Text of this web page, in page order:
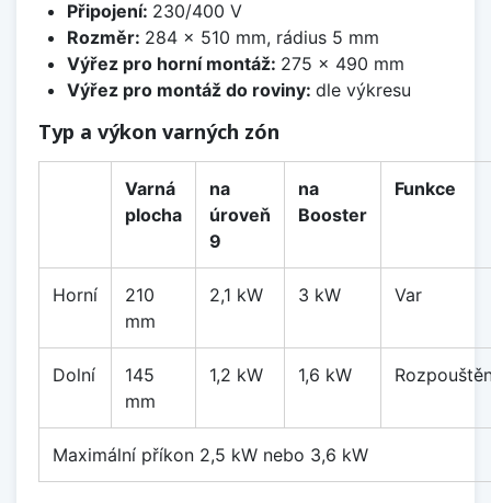
Připojení: 230/400 V
Rozměr: 284 x 510 mm, rádius 5 mm
Výřez pro horní montáž: 275 x 490 mm
Výřez pro montáž do roviny: dle výkresu
Typ a výkon varných zón
Varná
plocha
na
úroveň
9
na
Booster
Funkce
Horní
210
mm
2,1 kW 3 kW Var
Dolní
145
mm
1,2 kW 1,6 kW
Maximální příkon 2,5 kW nebo 3,6 kW